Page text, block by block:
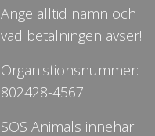
Ange alltid namn och
vad betalningen avser!
Organistionsnummer:
802428-4567
SOS Animals innehar